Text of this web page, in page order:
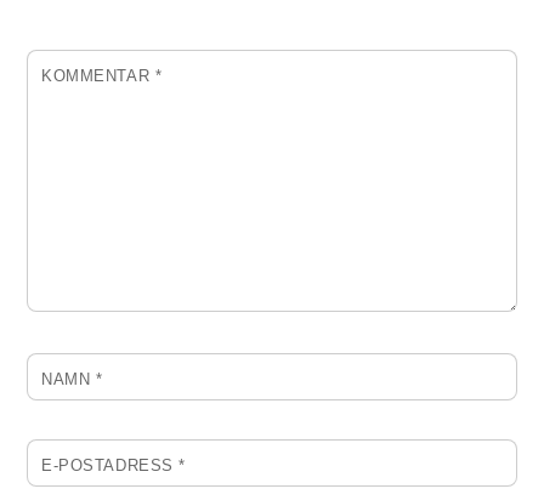
KOMMENTAR *
NAMN *
E-POSTADRESS*